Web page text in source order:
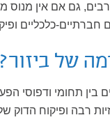
גם אם אין
חברתיים-כלכליים
של ביזור?
בין תחומי ודפוסי
רבה ופיקוח הדוק